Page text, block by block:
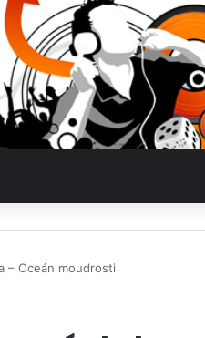
– Oceán moudrosti